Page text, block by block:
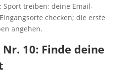
Sport treiben; deine Email-
checken; die erste
angehen.
10: Finde deine